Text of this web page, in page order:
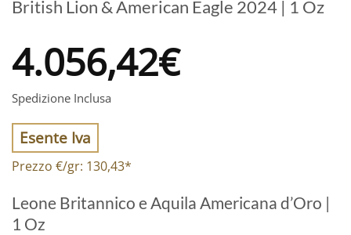
British Lion & American Eagle 2024 | 1 Oz
4.056,42€
Spedizione Inclusa
Esente Iva
Prezzo €/gr: 130,43*
Leone Britannico e Aquila Americana d’Oro |
1 Oz